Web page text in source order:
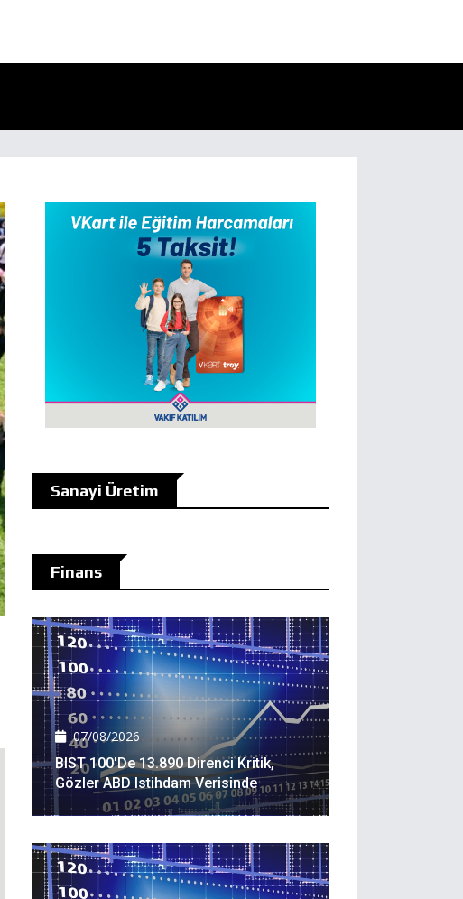
Sanayi Üretim
Finans
07/08/2026
BIST 100'de 13.890 Direnci Kritik,
Gözler ABD Istihdam Verisinde